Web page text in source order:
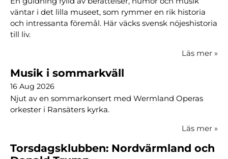
väntar i det lilla museet, som rymmer en rik historia
och intressanta föremål. Här väcks svensk nöjeshistoria
till liv.
Läs mer »
Musik i sommarkväll
16 Aug 2026
Njut av en sommarkonsert med Wermland Operas
orkester i Ransäters kyrka.
Läs mer »
Torsdagsklubben: Nordvärmland och